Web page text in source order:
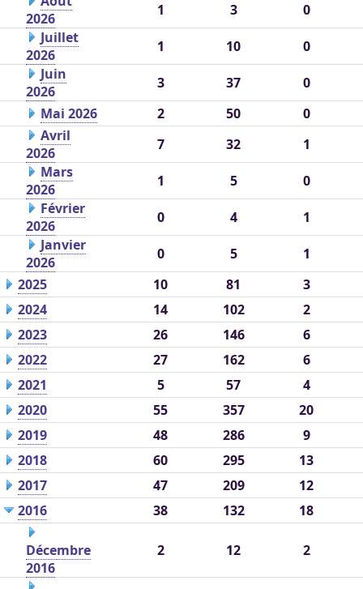
2026
1 3
0
Juillet
2026
1 10
0
Juin
2026
3 37
0
Mai 2026
2 50
0
Avril
2026
7 32
1
Mars
2026
1 5
0
Février
2026
0 4
1
Janvier
2026
0 5
1
2025
10 81
3
2024
14 102
2
2023
26 146
6
2022
27 162
6
2021
5 57
4
2020
55 357
20
2019
48 286
9
2018
60 295
13
2017
47 209
12
2016
38 132 18
Décembre
2016
2 12 2